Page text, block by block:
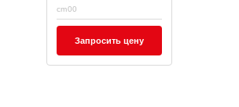
cm00
Запросить цену